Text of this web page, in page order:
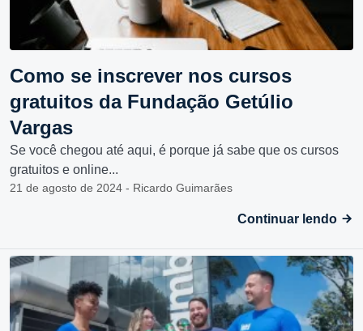
Como se inscrever nos cursos
gratuitos da Fundação Getúlio
Vargas
Se você chegou até aqui, é porque já sabe que os cursos
gratuitos e online...
21 de agosto de 2024 - Ricardo Guimarães
Continuar lendo